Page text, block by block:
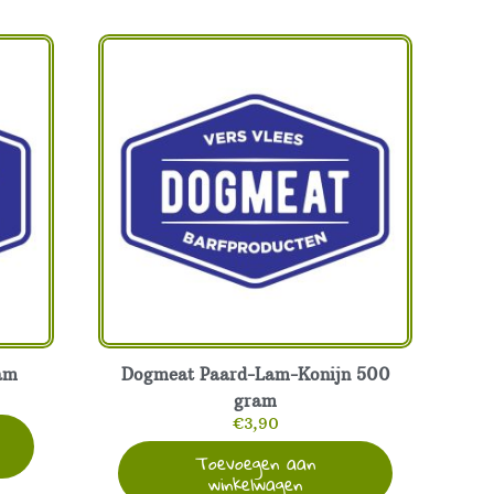
Dogmeat Paard-Lam-Konijn 500
gram
€3,90
Toevoegen aan
winkelwagen